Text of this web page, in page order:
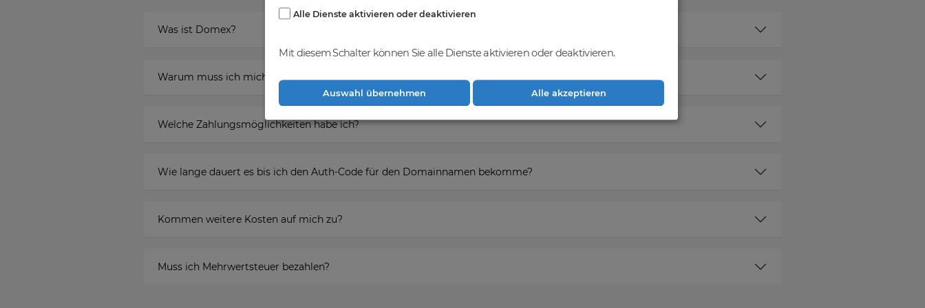
Was ist Domex?
Warum muss ich mich registrieren um den Domainnamen zu erwerben?
Welche Zahlungsmöglichkeiten habe ich?
Wie lange dauert es bis ich den Auth-Code für den Domainnamen bekomme?
Kommen weitere Kosten auf mich zu?
Muss ich Mehrwertsteuer bezahlen?
Alle Dienste aktivieren oder deaktivieren
Mit diesem Schalter können Sie alle Dienste aktivieren oder deaktivieren.
Auswahl übernehmen Alle akzeptieren